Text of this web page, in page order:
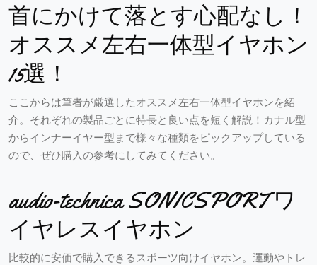
首にかけて落とす心配なし！
オススメ左右一体型イヤホン
15選！
ここからは筆者が厳選したオススメ左右一体型イヤホンを紹
介。それぞれの製品ごとに特長と良い点を短く解説！カナル型
からインナーイヤー型まで様々な種類をピックアップしている
ので、ぜひ購入の参考にしてみてください。
audio-technica SONICSPORT ワ
イヤレスイヤホン
比較的に安価で購入できるスポーツ向けイヤホン。運動やトレ